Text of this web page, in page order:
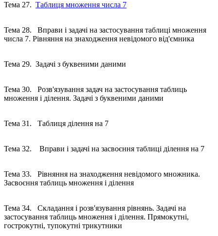
Тема 27. Таблиця множення числа 7
Тема 28. Вправи і задачі на застосування таблиці множення
числа 7. Рівняння на знаходження невідомого від'ємника
Тема 29. Задачі з буквеними даними
Тема 30. Розв'язування задач на застосування таблиць
множення і ділення. Задачі з буквеними даними
Тема 31. Таблиця ділення на 7
Тема 32. Вправи і задачі на засвоєння таблиці ділення на 7
Тема 33. Рівняння на знаходження невідомого множника.
Засвоєння таблиць множення і ділення
Тема 34. Складання і розв'язування рівнянь. Задачі на
застосування таблиць множення і ділення. Прямокутні,
гострокутні, тупокутні трикутники